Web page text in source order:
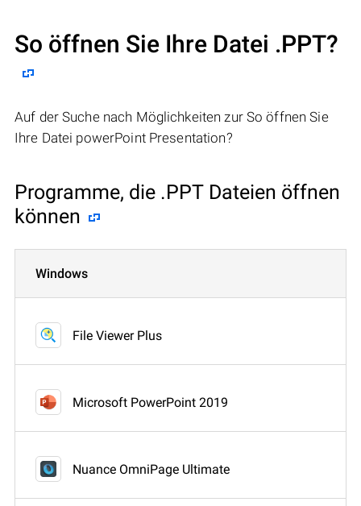
So öffnen Sie Ihre Datei .PPT?
Auf der Suche nach Möglichkeiten zur So öffnen Sie
Ihre Datei powerPoint Presentation?
Programme, die .PPT Dateien öffnen
können
Windows
File Viewer Plus
Microsoft PowerPoint 2019
Nuance OmniPage Ultimate